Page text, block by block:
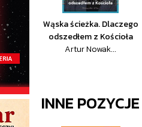
Wąska ścieżka. Dlaczego
odszedłem z Kościoła
Artur Nowak...
INNE